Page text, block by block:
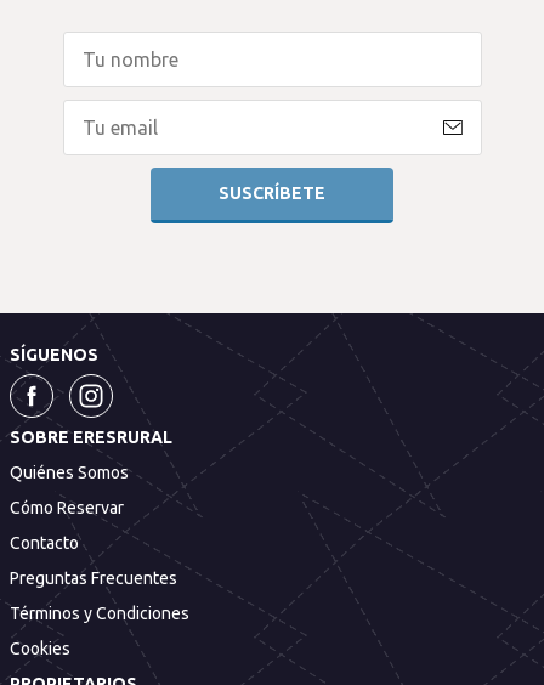
SÍGUENOS
SOBRE ERESRURAL
Quiénes Somos
Cómo Reservar
Contacto
Preguntas Frecuentes
Términos y Condiciones
Cookies